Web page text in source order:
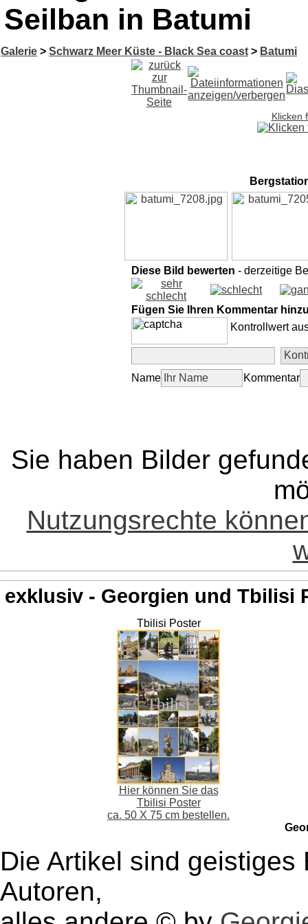
Seilban in Batumi
Galerie > Schwarz Meer Küste - Black Sea coast > Batumi
Klicken
Diese Bild bewerten - derzeitige
Fügen Sie Ihren Kommentar
Kontrollwert
Name Kommentar
Sie haben Bilder
Nutzungsrechte
exklusiv - Georgien und Tbilisi
Tbilisi Poster
Hier können Sie das
Tbilisi Poster
ca. 50 X 75 cm bestellen.
Die Artikel sind
Autoren,